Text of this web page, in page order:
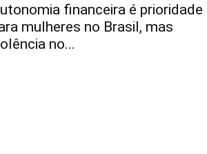
financeira é prioridade
mulheres no Brasil, mas
no...